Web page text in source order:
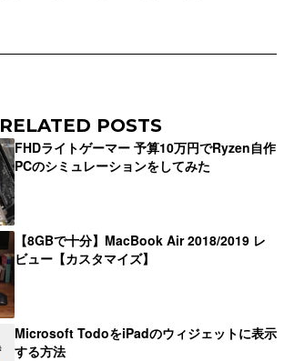
RELATED POSTS
FHDライトゲーマー 予算10万円でRyzen自作
PCのシミュレーションをしてみた
【8GBで十分】MacBook Air 2018/2019 レ
ビュー【カスタマイズ】
Microsoft TodoをiPadのウィジェットに表示
する方法